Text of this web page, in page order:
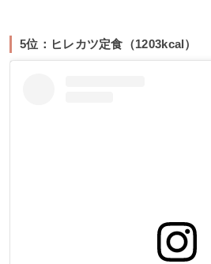
5位：ヒレカツ定食（1203kcal）